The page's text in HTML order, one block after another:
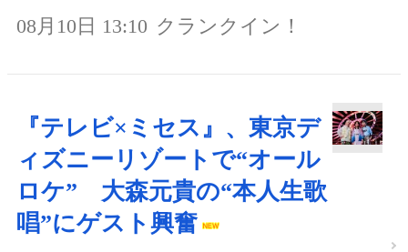
08月10日 13:10 クランクイン！
『テレビ×ミセス』、東京デ
ィズニーリゾートで“オール
ロケ” 大森元貴の“本人生歌
唱”にゲスト興奮